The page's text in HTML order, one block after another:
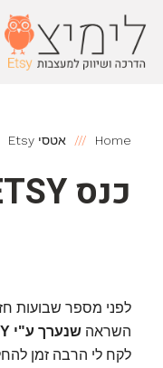
Home אטסי Etsy
כנס ETSY בברלין
לפני מספר שבועות
השראה שנערך ע"י ETSY בברלין.
לקח לי הרבה זמן